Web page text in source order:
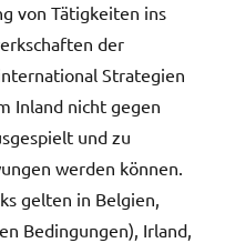
von Tätigkeiten ins
der
Strategien
Inland nicht gegen
und zu
werden können.
gelten in Belgien,
Bedingungen), Irland,